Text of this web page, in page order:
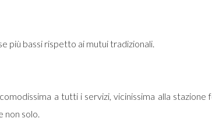
più bassi rispetto ai mutui tradizionali.
a tutti i servizi, vicinissima alla
non solo.